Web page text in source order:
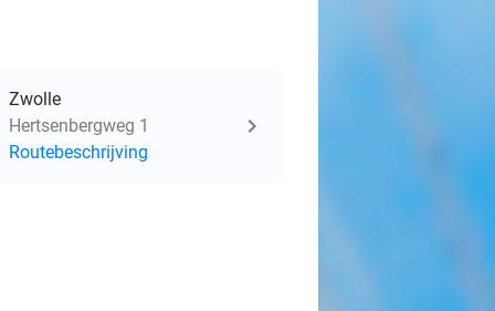
Zwolle
Hertsenbergweg 1
Routebeschrijving